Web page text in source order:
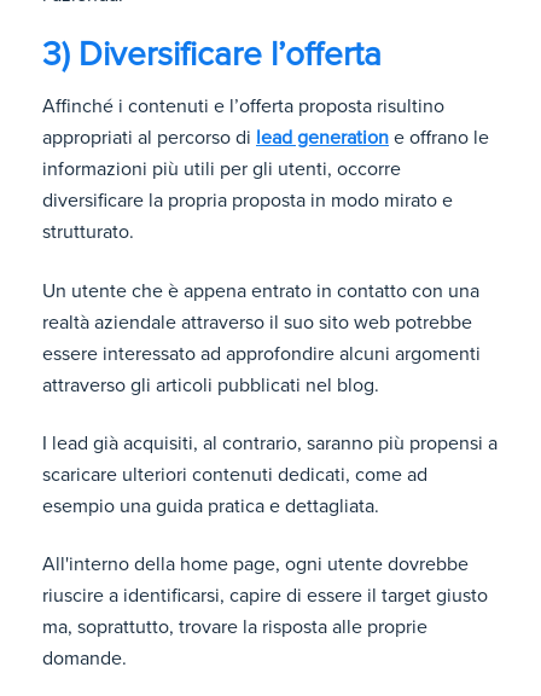
3) Diversificare l’offerta
Affinché i contenuti e l’offerta proposta risultino
appropriati al percorso di lead generation e offrano le
informazioni più utili per gli utenti, occorre
diversificare la propria proposta in modo mirato e
strutturato.
Un utente che è appena entrato in contatto con una
realtà aziendale attraverso il suo sito web potrebbe
essere interessato ad approfondire alcuni argomenti
attraverso gli articoli pubblicati nel blog.
I lead già acquisiti, al contrario, saranno più propensi a
scaricare ulteriori contenuti dedicati, come ad
esempio una guida pratica e dettagliata.
All'interno della home page, ogni utente dovrebbe
riuscire a identificarsi, capire di essere il target giusto
ma, soprattutto, trovare la risposta alle proprie
domande.